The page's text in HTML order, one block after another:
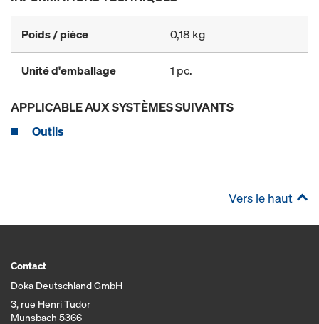
Poids / pièce 0,18 kg
Unité d'emballage 1 pc.
APPLICABLE AUX SYSTÈMES SUIVANTS
Outils
Vers le haut
Contact
Doka Deutschland GmbH
3, rue Henri Tudor
Munsbach 5366